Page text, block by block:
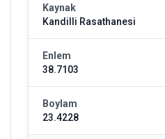
Kaynak
Kandilli Rasathanesi
Enlem
38.7103
Boylam
23.4228